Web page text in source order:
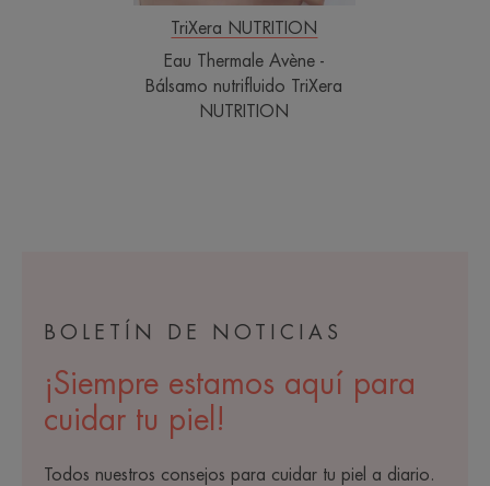
TriXera NUTRITION
Eau Thermale Avène -
Bálsamo nutrifluido TriXera
NUTRITION
BOLETÍN DE NOTICIAS
¡Siempre estamos aquí para
cuidar tu piel!
Todos nuestros consejos para cuidar tu piel a diario.